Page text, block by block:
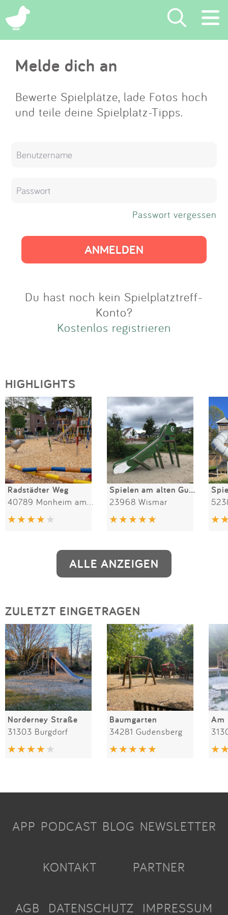
×
Suchen
Eintragen
App
Melde dich an
Bewerte Spielplätze, lade Fotos hoch
und teile deine Spielplatz-Tipps.
Passwort vergessen
Du hast noch kein Spielplatztreff-
Konto?
Kostenlos registrieren
HIGHLIGHTS
Radstädter Weg Spielen am alten Gutshof
23968 Wismar
ALLE ANZEIGEN
ZULETZT EINGETRAGEN
Norderney Straße
31303 Burgdorf
Baumgarten
34281 Gudensberg
Am
APP PODCAST BLOG NEWSLETTER
KONTAKT PARTNER
AGB DATENSCHUTZ IMPRESSUM